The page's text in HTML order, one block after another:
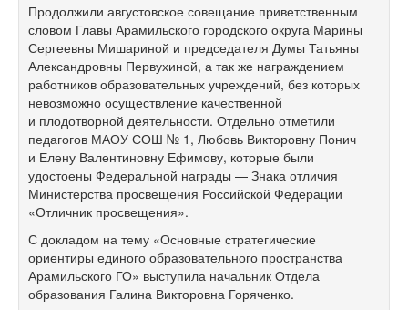
Продолжили августовское совещание приветственным
словом Главы Арамильского городского округа Марины
Сергеевны Мишариной и председателя Думы Татьяны
Александровны Первухиной, а так же награждением
работников образовательных учреждений, без которых
невозможно осуществление качественной
и плодотворной деятельности. Отдельно отметили
педагогов МАОУ СОШ № 1, Любовь Викторовну Понич
и Елену Валентиновну Ефимову, которые были
удостоены Федеральной награды — Знака отличия
Министерства просвещения Российской Федерации
«Отличник просвещения».
С докладом на тему «Основные стратегические
ориентиры единого образовательного пространства
Арамильского ГО» выступила начальник Отдела
образования Галина Викторовна Горяченко.